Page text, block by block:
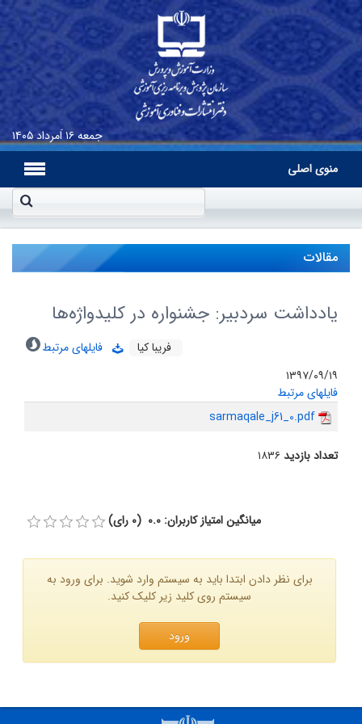
جمعه۱۶ اَمرداد ۱۴۰۵
منوی اصلی
مقالات
یادداشت سردبیر: جشنواره در کلیدواژه‌ها
فریبا کیا
فایلهای مرتبط
۱۳۹۷/۰۹/۱۹
فایلهای مرتبط
sarmaqale_j61_0.pdf
تعداد بازدید۱۸۳۶
میانگین امتیاز کاربران: 0.0 (0 رای)
برای نظر دادن ابتدا باید به سیستم وارد شوید. برای ورود به
سیستم روی کلید زیر کلیک کنید.
ورود